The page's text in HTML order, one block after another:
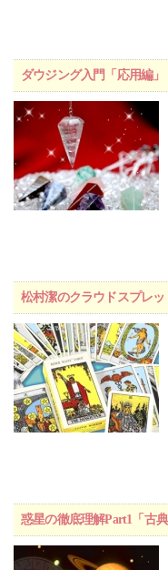
ダウジング入門「応用編」
松村潔のクラウドスプレ
惑星の徹底理解Part1「古典